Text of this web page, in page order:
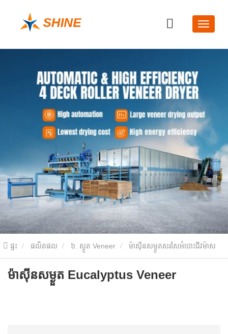
ផ្ទះ ផលិតផល ៦. ស្ងួត Veneer ម៉ាស៊ីនសម្ងួតសរសៃអំបោះជីវម៉ាស
ម៉ាស៊ីនសម្ងួត Eucalyptus Veneer
ម៉ាស៊ីនសម្ងួត Eucalyptus Veneer